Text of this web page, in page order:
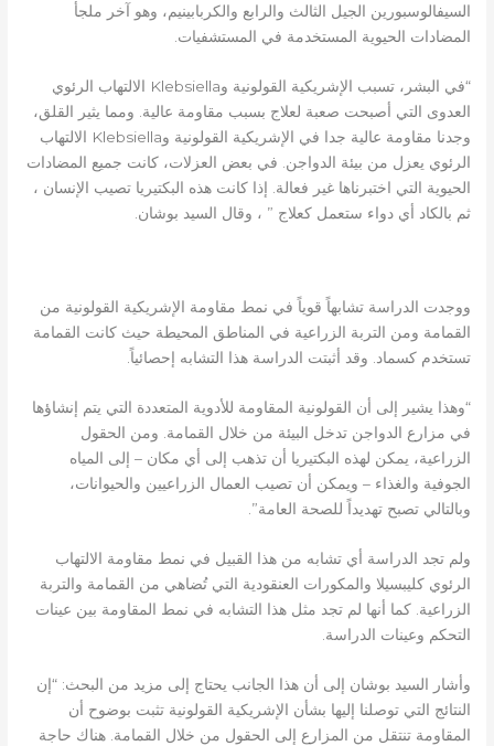
السيفالوسبورين الجيل الثالث والرابع والكربابينيم، وهو آخر ملجأ
المضادات الحيوية المستخدمة في المستشفيات.
“في البشر، تسبب الإشريكية القولونية وKlebsiella الالتهاب الرئوي
العدوى التي أصبحت صعبة لعلاج بسبب مقاومة عالية. ومما يثير القلق،
وجدنا مقاومة عالية جدا في الإشريكية القولونية وKlebsiella الالتهاب
الرئوي يعزل من بيئة الدواجن. في بعض العزلات، كانت جميع المضادات
الحيوية التي اختبرناها غير فعالة. إذا كانت هذه البكتيريا تصيب الإنسان ،
ثم بالكاد أي دواء ستعمل كعلاج ” ، وقال السيد بوشان.
ووجدت الدراسة تشابهاً قوياً في نمط مقاومة الإشريكية القولونية من
القمامة ومن التربة الزراعية في المناطق المحيطة حيث كانت القمامة
تستخدم كسماد. وقد أثبتت الدراسة هذا التشابه إحصائياً.
“وهذا يشير إلى أن القولونية المقاومة للأدوية المتعددة التي يتم إنشاؤها
في مزارع الدواجن تدخل البيئة من خلال القمامة. ومن الحقول
الزراعية، يمكن لهذه البكتيريا أن تذهب إلى أي مكان – إلى المياه
الجوفية والغذاء – ويمكن أن تصيب العمال الزراعيين والحيوانات،
وبالتالي تصبح تهديداً للصحة العامة”.
ولم تجد الدراسة أي تشابه من هذا القبيل في نمط مقاومة الالتهاب
الرئوي كليبسيلا والمكورات العنقودية التي تُضاهي من القمامة والتربة
الزراعية. كما أنها لم تجد مثل هذا التشابه في نمط المقاومة بين عينات
التحكم وعينات الدراسة.
وأشار السيد بوشان إلى أن هذا الجانب يحتاج إلى مزيد من البحث: “إن
النتائج التي توصلنا إليها بشأن الإشريكية القولونية تثبت بوضوح أن
المقاومة تنتقل من المزارع إلى الحقول من خلال القمامة. هناك حاجة